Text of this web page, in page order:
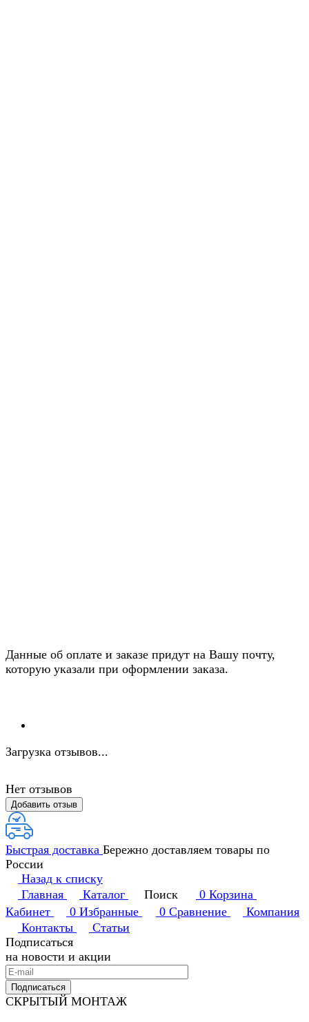
Данные об оплате и заказе придут на Вашу почту,
которую указали при оформлении заказа.
Загрузка отзывов...
Нет отзывов
Добавить отзыв
Быстрая доставка Бережно доставляем товары по
России
Назад к списку
Главная
Каталог Поиск 0 Корзина
Кабинет
0 Избранные 0 Сравнение
Компания
Контакты
Статьи
Подписаться
на новости и акции
Подписаться
СКРЫТЫЙ МОНТАЖ